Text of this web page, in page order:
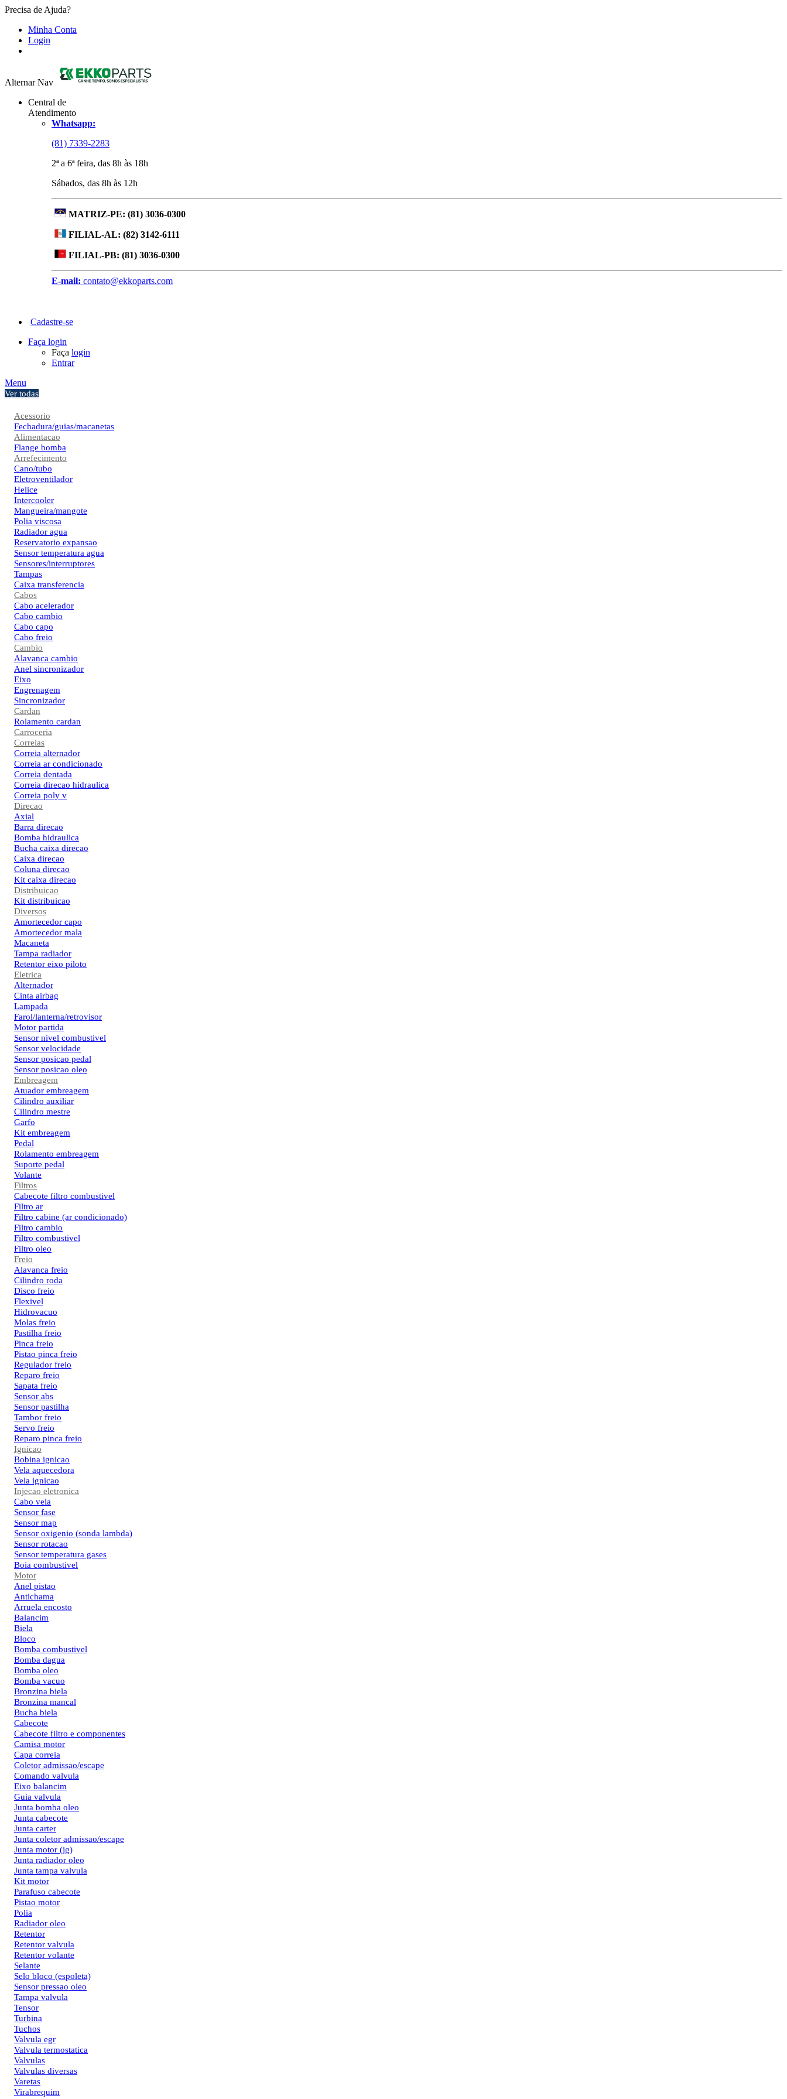
Precisa de Ajuda?
Minha Conta
Login
Alternar Nav
Central de
Atendimento
Whatsapp:
(81) 7339-2283
2ª a 6ª feira, das 8h às 18h
Sábados, das 8h às 12h
MATRIZ-PE: (81) 3036-0300
FILIAL-AL: (82) 3142-6111
FILIAL-PB: (81) 3036-0300
E-mail: contato@ekkoparts.com
Cadastre-se
Faça login
Faça login
Entrar
Menu
Ver todas
Acessorio
Fechadura/guias/macanetas
Alimentacao
Flange bomba
Arrefecimento
Cano/tubo
Eletroventilador
Helice
Intercooler
Mangueira/mangote
Polia viscosa
Radiador agua
Reservatorio expansao
Sensor temperatura agua
Sensores/interruptores
Tampas
Caixa transferencia
Cabos
Cabo acelerador
Cabo cambio
Cabo capo
Cabo freio
Cambio
Alavanca cambio
Anel sincronizador
Eixo
Engrenagem
Sincronizador
Cardan
Rolamento cardan
Carroceria
Correias
Correia alternador
Correia ar condicionado
Correia dentada
Correia direcao hidraulica
Correia poly v
Direcao
Axial
Barra direcao
Bomba hidraulica
Bucha caixa direcao
Caixa direcao
Coluna direcao
Kit caixa direcao
Distribuicao
Kit distribuicao
Diversos
Amortecedor capo
Amortecedor mala
Macaneta
Tampa radiador
Retentor eixo piloto
Eletrica
Alternador
Cinta airbag
Lampada
Farol/lanterna/retrovisor
Motor partida
Sensor nivel combustivel
Sensor velocidade
Sensor posicao pedal
Sensor posicao oleo
Embreagem
Atuador embreagem
Cilindro auxiliar
Cilindro mestre
Garfo
Kit embreagem
Pedal
Rolamento embreagem
Suporte pedal
Volante
Filtros
Cabecote filtro combustivel
Filtro ar
Filtro cabine (ar condicionado)
Filtro cambio
Filtro combustivel
Filtro oleo
Freio
Alavanca freio
Cilindro roda
Disco freio
Flexivel
Hidrovacuo
Molas freio
Pastilha freio
Pinca freio
Pistao pinca freio
Regulador freio
Reparo freio
Sapata freio
Sensor abs
Sensor pastilha
Tambor freio
Servo freio
Reparo pinca freio
Ignicao
Bobina ignicao
Vela aquecedora
Vela ignicao
Injecao eletronica
Cabo vela
Sensor fase
Sensor map
Sensor oxigenio (sonda lambda)
Sensor rotacao
Sensor temperatura gases
Boia combustivel
Motor
Anel pistao
Antichama
Arruela encosto
Balancim
Biela
Bloco
Bomba combustivel
Bomba dagua
Bomba oleo
Bomba vacuo
Bronzina biela
Bronzina mancal
Bucha biela
Cabecote
Cabecote filtro e componentes
Camisa motor
Capa correia
Coletor admissao/escape
Comando valvula
Eixo balancim
Guia valvula
Junta bomba oleo
Junta cabecote
Junta carter
Junta coletor admissao/escape
Junta motor (jg)
Junta radiador oleo
Junta tampa valvula
Kit motor
Parafuso cabecote
Pistao motor
Polia
Radiador oleo
Retentor
Retentor valvula
Retentor volante
Selante
Selo bloco (espoleta)
Sensor pressao oleo
Tampa valvula
Tensor
Turbina
Tuchos
Valvula egr
Valvula termostatica
Valvulas
Valvulas diversas
Varetas
Virabrequim